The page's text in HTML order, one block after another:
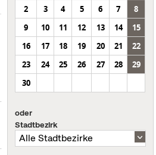
2
3 4 5 6 7
8
9
10 11 12 13 14
15
16
17 18 19 20 21
22
23
24 25 26 27 28
29
30
oder
Stadtbezirk